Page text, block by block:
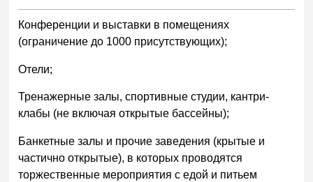
Конференции и выставки в помещениях
(ограничение до 1000 присутствующих);
Отели;
Тренажерные залы, спортивные студии, кантри-
клабы (не включая открытые бассейны);
Банкетные залы и прочие заведения (крытые и
частично открытые), в которых проводятся
торжественные мероприятия с едой и питьем